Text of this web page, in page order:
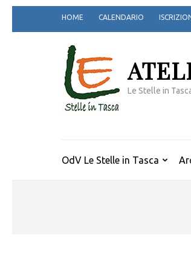
HOME CALENDARIO
Le Stelle in
OdV Le Stelle in Tasca